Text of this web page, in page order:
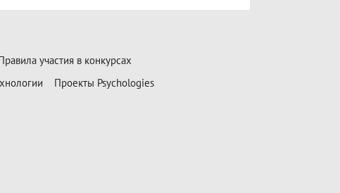
участия в конкурсах
Проекты Psychologies